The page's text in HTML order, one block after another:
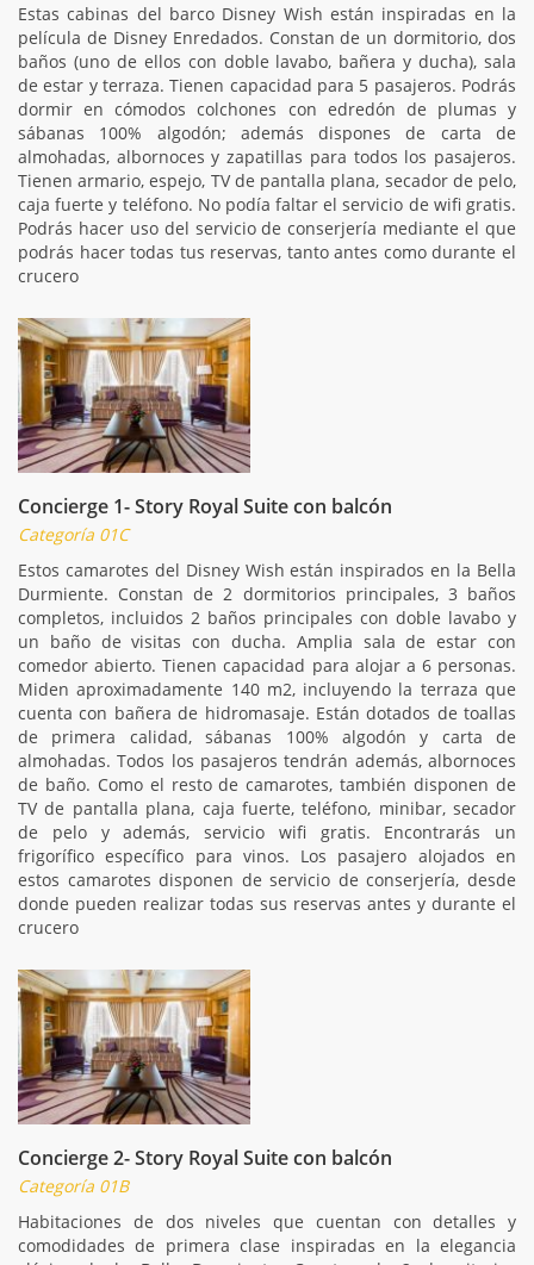
Estas cabinas del barco Disney Wish están inspiradas en la
película de Disney Enredados. Constan de un dormitorio, dos
baños (uno de ellos con doble lavabo, bañera y ducha), sala
de estar y terraza. Tienen capacidad para 5 pasajeros. Podrás
dormir en cómodos colchones con edredón de plumas y
sábanas 100% algodón; además dispones de carta de
almohadas, albornoces y zapatillas para todos los pasajeros.
Tienen armario, espejo, TV de pantalla plana, secador de pelo,
caja fuerte y teléfono. No podía faltar el servicio de wifi gratis.
Podrás hacer uso del servicio de conserjería mediante el que
podrás hacer todas tus reservas, tanto antes como durante el
crucero
Concierge 1- Story Royal Suite con balcón
Categoría 01C
Estos camarotes del Disney Wish están inspirados en la Bella
Durmiente. Constan de 2 dormitorios principales, 3 baños
completos, incluidos 2 baños principales con doble lavabo y
un baño de visitas con ducha. Amplia sala de estar con
comedor abierto. Tienen capacidad para alojar a 6 personas.
Miden aproximadamente 140 m2, incluyendo la terraza que
cuenta con bañera de hidromasaje. Están dotados de toallas
de primera calidad, sábanas 100% algodón y carta de
almohadas. Todos los pasajeros tendrán además, albornoces
de baño. Como el resto de camarotes, también disponen de
TV de pantalla plana, caja fuerte, teléfono, minibar, secador
de pelo y además, servicio wifi gratis. Encontrarás un
frigorífico específico para vinos. Los pasajero alojados en
estos camarotes disponen de servicio de conserjería, desde
donde pueden realizar todas sus reservas antes y durante el
crucero
Concierge 2- Story Royal Suite con balcón
Categoría 01B
Habitaciones de dos niveles que cuentan con detalles y
comodidades de primera clase inspiradas en la elegancia